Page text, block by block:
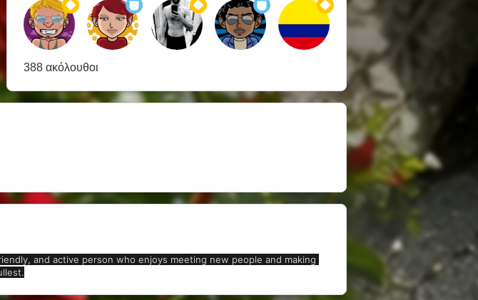
388 ακόλουθοι
and active person who enjoys meeting new people and making